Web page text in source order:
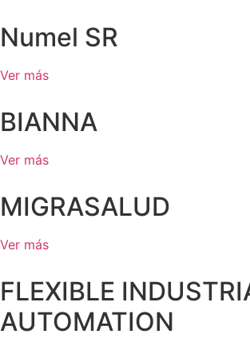
Numel SR
Ver más
BIANNA
Ver más
MIGRASALUD
Ver más
FLEXIBLE
AUTOMATION